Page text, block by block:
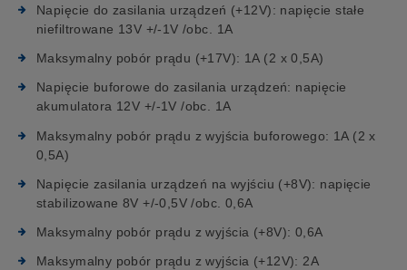
Napięcie do zasilania urządzeń (+12V): napięcie stałe
niefiltrowane 13V +/-1V /obc. 1A
Maksymalny pobór prądu (+17V): 1A (2 x 0,5A)
Napięcie buforowe do zasilania urządzeń: napięcie
akumulatora 12V +/-1V /obc. 1A
Maksymalny pobór prądu z wyjścia buforowego: 1A (2 x
0,5A)
Napięcie zasilania urządzeń na wyjściu (+8V): napięcie
stabilizowane 8V +/-0,5V /obc. 0,6A
Maksymalny pobór prądu z wyjścia (+8V): 0,6A
Maksymalny pobór prądu z wyjścia (+12V): 2A